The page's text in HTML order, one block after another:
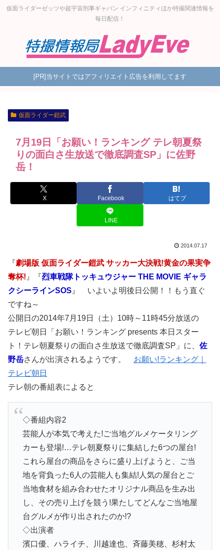
仮面ライダーゼッツや超宇宙刑事ギャバン インフィニティほか特撮関連情報を
毎日配信！
[PR]当サイトではアフィリエイト広告を利用してます
仮面ライダー鎧武
7月19日「お願い！ランキング テレ朝夏祭
りの面白さ生放送で徹底調査SP」に佐野
岳！
X Facebook はてブ
LINE
2014.07.17
『劇場版 仮面ライダー鎧武 サッカー大決戦!黄金の果実争
奪杯! 』『烈車戦隊トッキュウジャー THE MOVIE ギャラ
クシーラインSOS 』 いよいよ明後日公開！！もう直ぐ
ですね～
公開日の2014年7月19日（土）10時～11時45分放送の
テレビ朝日「お願い！ランキング presents 本日スター
ト！テレ朝夏祭りの面白さ生放送で徹底調査SP」に、 佐
野岳さんが出演されるようです。 お願い!ランキング｜
テレビ朝日
テレ朝の番組表によると
◇番組内容2
芸能人が本気で考えた!ご当地グルメケータリング
カーも登場!…テレ朝夏祭りに集結した6つの屋台!
これら屋台の商品をさらに盛り上げようと、ご当
地を背負った6人の芸能人も集結!人気の屋台とご
当地食材を組み合わせたオリジナル商品を生み出
し、その売り上げを競う!果たしてどんなご当地屋
台グルメが作り出されたのか!?
◇出演者
濱口優、ハライチ、川越達也、斉藤美穂、杉村太